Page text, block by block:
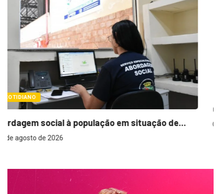
COTIDIANO
Cemitérios terão horário especial e missas
6 de agosto de 2026